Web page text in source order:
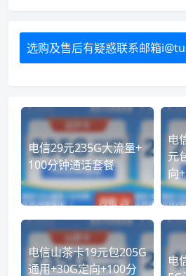
选购及售后有疑惑联系邮箱
电信29元235G大流量+
100分钟通话套餐
电
元
向
电信山茶卡19元包205G
通用+30G定向+100分
电